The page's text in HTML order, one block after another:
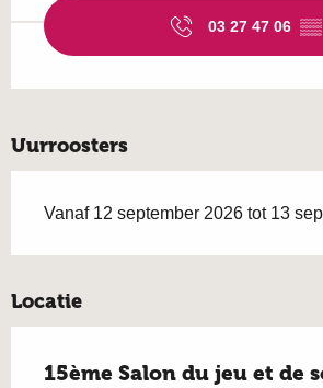
03 27 47 06 ▒▒
Uurroosters
Vanaf 12 september 2026 tot 13
Locatie
15ème Salon du jeu et de